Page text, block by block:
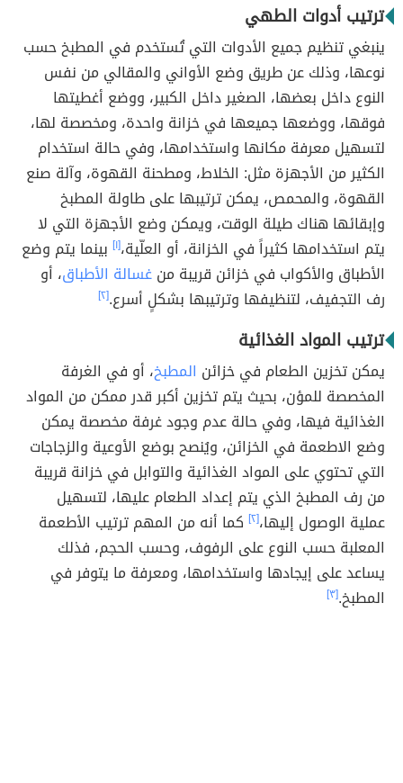
ترتيب أدوات الطهي
ينبغي تنظيم جميع الأدوات التي تُستخدم في المطبخ حسب
نوعها، وذلك عن طريق وضع الأواني والمقالي من نفس
النوع داخل بعضها، الصغير داخل الكبير، ووضع أغطيتها
فوقها، ووضعها جميعها في خزانة واحدة، ومخصصة لها،
لتسهيل معرفة مكانها واستخدامها، وفي حالة استخدام
الكثير من الأجهزة مثل: الخلاط، ومطحنة القهوة، وآلة صنع
القهوة، والمحمص، يمكن ترتيبها على طاولة المطبخ
وإبقائها هناك طيلة الوقت، ويمكن وضع الأجهزة التي لا
يتم استخدامها كثيراً في الخزانة، أو العلّية،[١] بينما يتم وضع
الأطباق والأكواب في خزائن قريبة منغسالة الأطباق، أو
رف التجفيف، لتنظيفها وترتيبها بشكلٍ أسرع.[٢]
ترتيب المواد الغذائية
يمكن تخزين الطعام في خزائن المطبخ، أو في الغرفة
المخصصة للمؤن، بحيث يتم تخزين أكبر قدر ممكن من المواد
الغذائية فيها، وفي حالة عدم وجود غرفة مخصصة يمكن
وضع الاطعمة في الخزائن، ويُنصح بوضع الأوعية والزجاجات
التي تحتوي على المواد الغذائية والتوابل في خزانة قريبة
من رف المطبخ الذي يتم إعداد الطعام عليها، لتسهيل
عملية الوصول إليها،[٢]
كما أنه من المهم ترتيب الأطعمة
المعلبة حسب النوع على الرفوف، وحسب الحجم، فذلك
يساعد على إيجادها واستخدامها، ومعرفة ما يتوفر في
المطبخ.[٣]